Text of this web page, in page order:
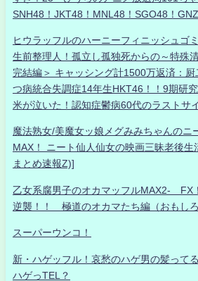
SNH48！JKT48！MNL48！SGO48！
ヒウラッフルのハーニーフィニッシュゴ
生前整理人！孤立し孤独死からの～特殊
完結編＞ キャッシング計1500万返済：厨
つ病統合失調症14年生HKT46！！9期研
米が泣いた！認知症鬱病60代のラストサ
魔法熟女/美魔女ッ娘メグみみちゃんのニ
MAX！ ニート仙人仙女の映画三昧老後生
まとめ速報Z)]
乙女系腐男子のオカマッフルMAX2- FX
逆襲！！ 極道のオカマたち編（おもしろ
スーパーウンコ！
新・ハゲッフル！哀愁のハゲ男の髪って
ハゲっTEL？